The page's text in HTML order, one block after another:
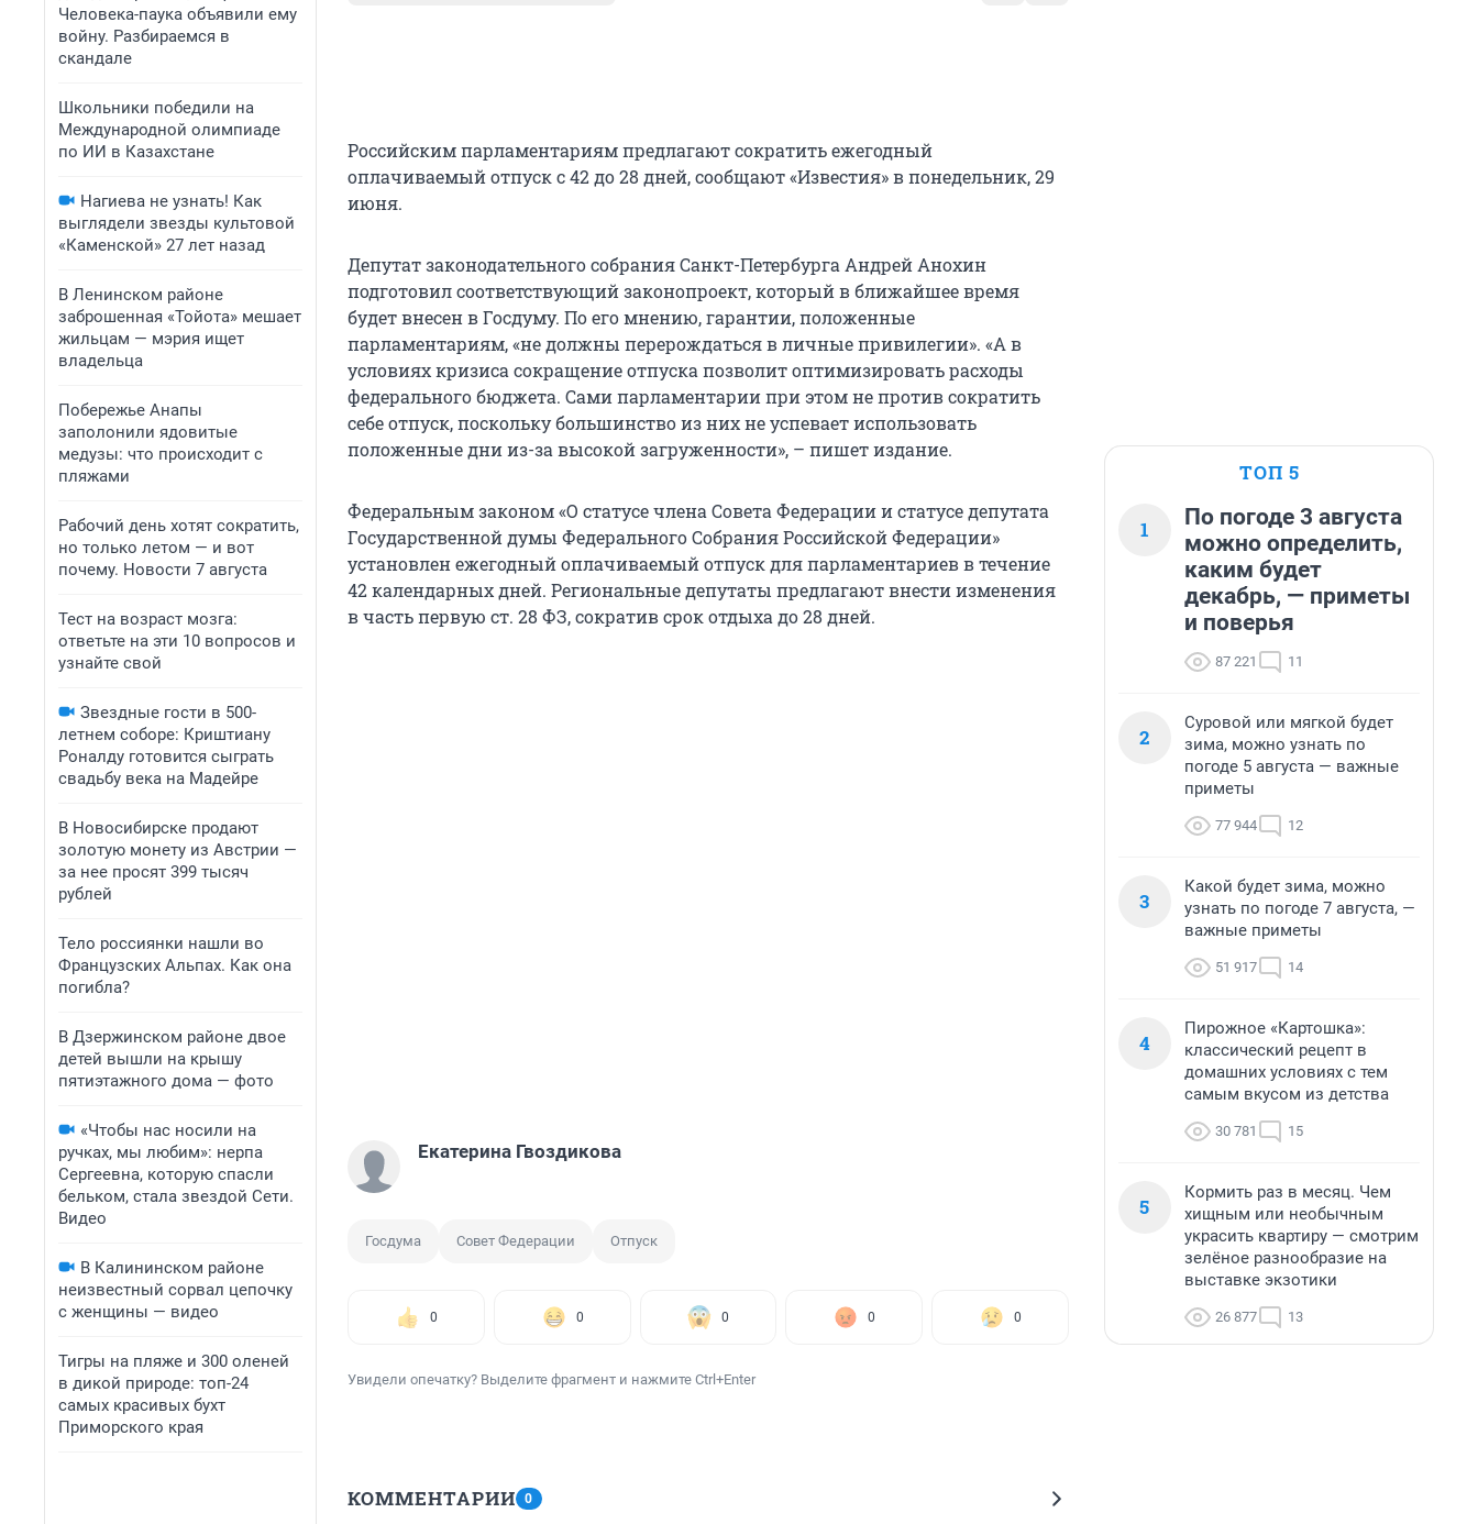
Человека-паука объявили ему
войну. Разбираемся в
скандале
Школьники победили на
Международной олимпиаде
по ИИ в Казахстане
Нагиева не узнать! Как
выглядели звезды культовой
«Каменской» 27 лет назад
В Ленинском районе
заброшенная «Тойота» мешает
жильцам — мэрия ищет
владельца
Побережье Анапы
заполонили ядовитые
медузы: что происходит с
пляжами
Рабочий день хотят сократить,
но только летом — и вот
почему. Новости 7 августа
Тест на возраст мозга:
ответьте на эти 10 вопросов и
узнайте свой
Звездные гости в 500-
летнем соборе: Криштиану
Роналду готовится сыграть
свадьбу века на Мадейре
В Новосибирске продают
золотую монету из Австрии —
за нее просят 399 тысяч
рублей
Тело россиянки нашли во
Французских Альпах. Как она
погибла?
В Дзержинском районе двое
детей вышли на крышу
пятиэтажного дома — фото
«Чтобы нас носили на
ручках, мы любим»: нерпа
Сергеевна, которую спасли
бельком, стала звездой Сети.
Видео
В Калининском районе
неизвестный сорвал цепочку
с женщины — видео
Тигры на пляже и 300 оленей
в дикой природе: топ-24
самых красивых бухт
Приморского края
Российским парламентариям предлагают сократить ежегодный
оплачиваемый отпуск с 42 до 28 дней, сообщают «Известия» в понедельник, 29
июня.
Депутат законодательного собрания Санкт-Петербурга Андрей Анохин
подготовил соответствующий законопроект, который в ближайшее время
будет внесен в Госдуму. По его мнению, гарантии, положенные
парламентариям, «не должны перерождаться в личные привилегии». «А в
условиях кризиса сокращение отпуска позволит оптимизировать расходы
федерального бюджета. Сами парламентарии при этом не против сократить
себе отпуск, поскольку большинство из них не успевает использовать
положенные дни из-за высокой загруженности», – пишет издание.
Федеральным законом «О статусе члена Совета Федерации и статусе депутата
Государственной думы Федерального Собрания Российской Федерации»
установлен ежегодный оплачиваемый отпуск для парламентариев в течение
42 календарных дней. Региональные депутаты предлагают внести изменения
в часть первую ст. 28 ФЗ, сократив срок отдыха до 28 дней.
Екатерина Гвоздикова
Госдума Совет Федерации Отпуск
0 0 0 0 0
Увидели опечатку? Выделите фрагмент и нажмите Ctrl+Enter
КОММЕНТАРИИ 0
ТОП 5
1
По погоде 3 августа
можно определить,
каким будет
декабрь, — приметы
и поверья
87 221 11
2
Суровой или мягкой будет
зима, можно узнать по
погоде 5 августа — важные
приметы
77 944 12
3
Какой будет зима, можно
узнать по погоде 7 августа, —
важные приметы
51 917 14
4
Пирожное «Картошка»:
классический рецепт в
домашних условиях с тем
самым вкусом из детства
30 781 15
5
Кормить раз в месяц. Чем
хищным или необычным
украсить квартиру — смотрим
зелёное разнообразие на
выставке экзотики
26 877 13